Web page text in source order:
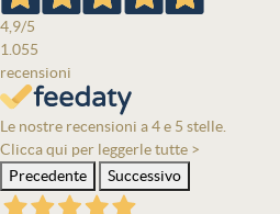
4,9/5
1.055
recensioni
Le nostre recensioni a 4 e 5 stelle.
Clicca qui per leggerle tutte >
Precedente
Successivo